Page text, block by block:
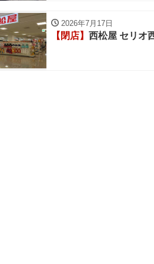
2026年7月17日
【閉店】 西松屋 セリオ